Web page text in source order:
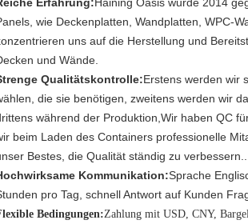
wie Deckenplatten, Wandplatten, WPC-
uns auf die Herstellung und
und Wände.
Qualitätskontrolle:Erstens werden wir
die sie benötigen, zweitens werden wir
während der Produktion,Wir haben QC
beim Laden des Containers professionelle
Bestes, die Qualität ständig zu verbessern..
Kommunikation:Sprache
pro Tag, schnell Antwort auf Kunden
Bedingungen:Zahlung mit USD, CNY,